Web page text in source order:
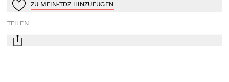
Zu Mein-TdZ hinzufügen
ZU MEIN-TDZ HINZUFÜGEN
TEILEN:
mail